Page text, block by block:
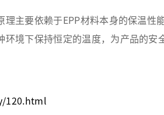
主要依赖于EPP材料本身的保温性
境下保持恒定的温度，为产品的安
120.html